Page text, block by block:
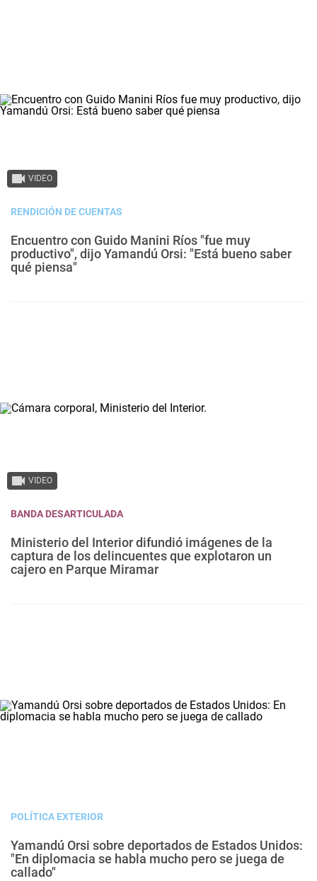
VIDEO
RENDICIÓN DE CUENTAS
Encuentro con Guido Manini Ríos "fue muy
productivo", dijo Yamandú Orsi: "Está bueno saber
qué piensa"
VIDEO
BANDA DESARTICULADA
Ministerio del Interior difundió imágenes de la
captura de los delincuentes que explotaron un
cajero en Parque Miramar
POLÍTICA EXTERIOR
Yamandú Orsi sobre deportados de Estados Unidos:
"En diplomacia se habla mucho pero se juega de
callado"